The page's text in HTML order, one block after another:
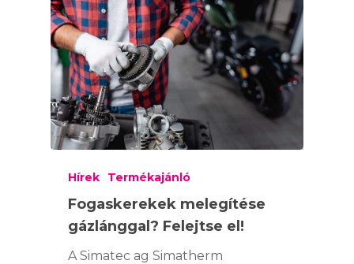
Hírek Termékajánló
Fogaskerekek melegítése
gázlánggal? Felejtse el!
A Simatec ag Simatherm